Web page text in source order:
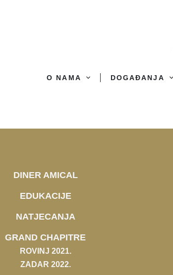
O NAMA DOGAĐANJA
DINER AMICAL
EDUKACIJE
NATJECANJA
GRAND CHAPITRE
ROVINJ 2021.
ZADAR 2022.